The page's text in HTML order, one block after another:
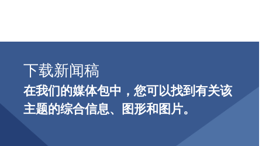
下载新闻稿
在我们的媒体包中，您可以找到有关该
主题的综合信息、图形和图片。